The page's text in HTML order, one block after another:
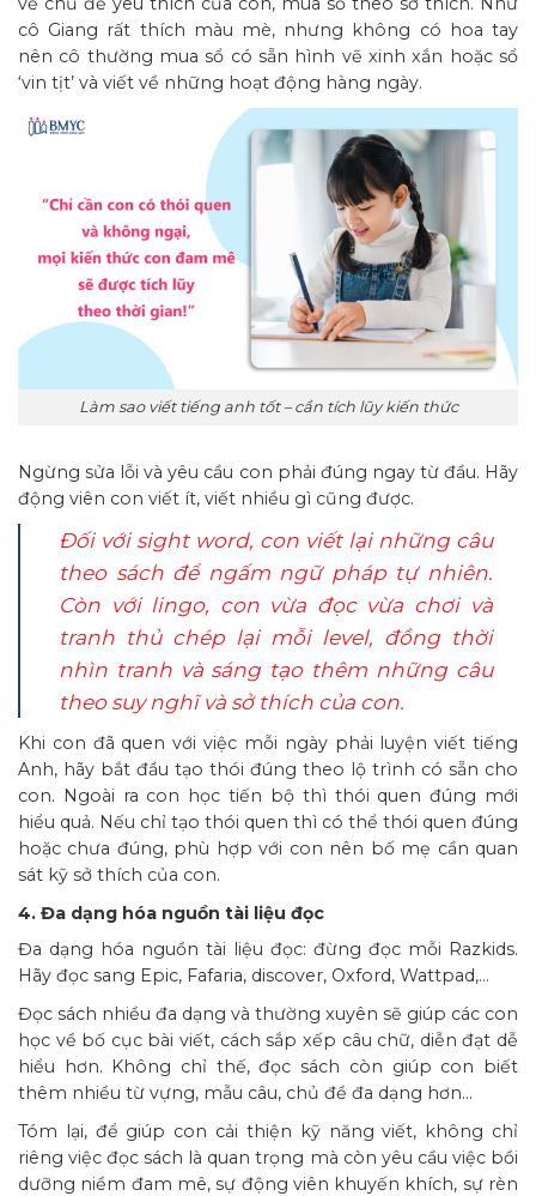
cô Giang rất thích màu mè, nhưng không có hoa tay
nên cô thường mua sổ có sẵn hình vẽ xinh xắn hoặc sổ
‘vin tịt’ và viết về những hoạt động hàng ngày.
Làm sao viết tiếng anh tốt – cần tích lũy kiến thức
Ngừng sửa lỗi và yêu cầu con phải đúng ngay từ đầu. Hãy
động viên con viết ít, viết nhiều gì cũng được.
Đối với sight word, con viết lại những câu
theo sách để ngấm ngữ pháp tự nhiên.
Còn với lingo, con vừa đọc vừa chơi và
tranh thủ chép lại mỗi level, đồng thời
nhìn tranh và sáng tạo thêm những câu
theo suy nghĩ và sở thích của con.
Khi con đã quen với việc mỗi ngày phải luyện viết tiếng
Anh, hãy bắt đầu tạo thói đúng theo lộ trình có sẵn cho
con. Ngoài ra con học tiến bộ thì thói quen đúng mới
hiểu quả. Nếu chỉ tạo thói quen thì có thể thói quen đúng
hoặc chưa đúng, phù hợp với con nên bố mẹ cần quan
sát kỹ sở thích của con.
4. Đa dạng hóa nguồn tài liệu đọc
Đa dạng hóa nguồn tài liệu đọc: đừng đọc mỗi Razkids.
Hãy đọc sang Epic, Fafaria, discover, Oxford, Wattpad,…
Đọc sách nhiều đa dạng và thường xuyên sẽ giúp các con
học về bố cục bài viết, cách sắp xếp câu chữ, diễn đạt dễ
hiểu hơn. Không chỉ thế, đọc sách còn giúp con biết
thêm nhiều từ vựng, mẫu câu, chủ đề đa dạng hơn…
Tóm lại, để giúp con cải thiện kỹ năng viết, không chỉ
riêng việc đọc sách là quan trọng mà còn yêu cầu việc bồi
dưỡng niềm đam mê, sự động viên khuyến khích, sự rèn